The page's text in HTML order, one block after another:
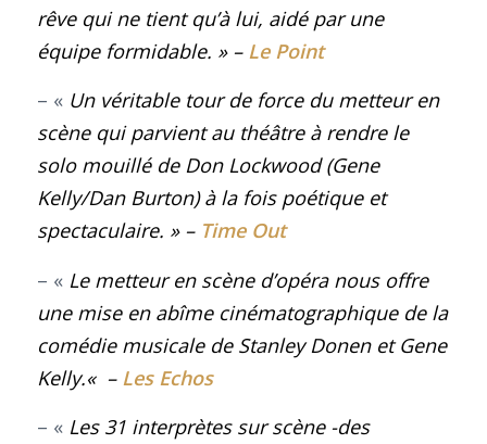
rêve qui ne tient qu’à lui, aidé par une
équipe formidable. » – Le Point
– « Un véritable tour de force du metteur en
scène qui parvient au théâtre à rendre le
solo mouillé de Don Lockwood (Gene
Kelly/Dan Burton) à la fois poétique et
spectaculaire. »– Time Out
– « Le metteur en scène d’opéra nous offre
une mise en abîme cinématographique de la
comédie musicale de Stanley Donen et Gene
Kelly.« – Les Echos
– « Les 31 interprètes sur scène -des